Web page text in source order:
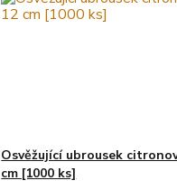
Osvěžující ubrousek
cm [1000 ks]